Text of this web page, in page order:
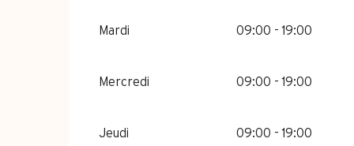
Mardi 09:00 - 19:00
Mercredi 09:00 - 19:00
Jeudi 09:00 - 19:00